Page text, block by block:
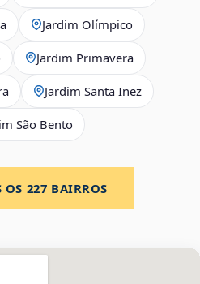
Jardim Olímpico
Jardim Primavera
Jardim Santa Inez
São Bento
OS 227 BAIRROS